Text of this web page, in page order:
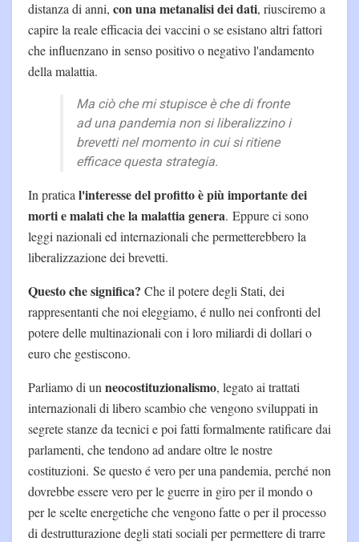
distanza di anni, con una metanalisi dei dati, riusciremo a
capire la reale efficacia dei vaccini o se esistano altri fattori
che influenzano in senso positivo o negativo l'andamento
della malattia.
Ma ciò che mi stupisce è che di fronte
ad una pandemia non si liberalizzino i
brevetti nel momento in cui si ritiene
efficace questa strategia.
In pratica l'interesse del profitto è più importante dei
morti e malati che la malattia genera. Eppure ci sono
leggi nazionali ed internazionali che permetterebbero la
liberalizzazione dei brevetti.
Questo che significa? Che il potere degli Stati, dei
rappresentanti che noi eleggiamo, é nullo nei confronti del
potere delle multinazionali con i loro miliardi di dollari o
euro che gestiscono.
Parliamo di un neocostituzionalismo, legato ai trattati
internazionali di libero scambio che vengono sviluppati in
segrete stanze da tecnici e poi fatti formalmente ratificare dai
parlamenti, che tendono ad andare oltre le nostre
costituzioni. Se questo é vero per una pandemia, perché non
dovrebbe essere vero per le guerre in giro per il mondo o
per le scelte energetiche che vengono fatte o per il processo
di destrutturazione degli stati sociali per permettere di trarre